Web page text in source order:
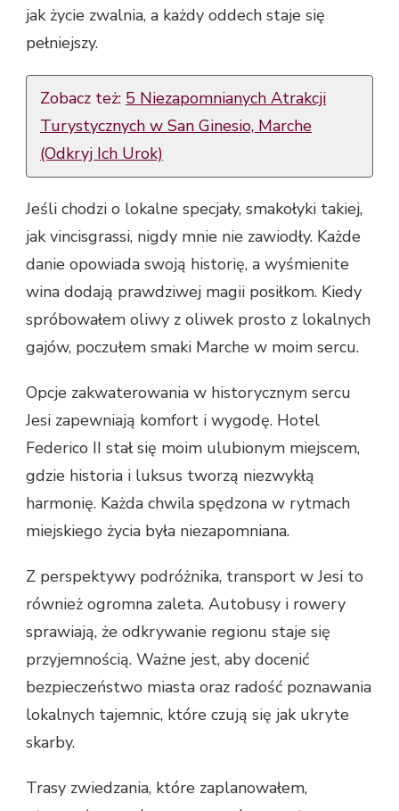
jak życie zwalnia, a każdy oddech staje się
pełniejszy.
Zobacz też: 5 Niezapomnianych Atrakcji
Turystycznych w San Ginesio, Marche
(Odkryj Ich Urok)
Jeśli chodzi o lokalne specjały, smakołyki takiej,
jak vincisgrassi, nigdy mnie nie zawiodły. Każde
danie opowiada swoją historię, a wyśmienite
wina dodają prawdziwej magii posiłkom. Kiedy
spróbowałem oliwy z oliwek prosto z lokalnych
gajów, poczułem smaki Marche w moim sercu.
Opcje zakwaterowania w historycznym sercu
Jesi zapewniają komfort i wygodę. Hotel
Federico II stał się moim ulubionym miejscem,
gdzie historia i luksus tworzą niezwykłą
harmonię. Każda chwila spędzona w rytmach
miejskiego życia była niezapomniana.
Z perspektywy podróżnika, transport w Jesi to
również ogromna zaleta. Autobusy i rowery
sprawiają, że odkrywanie regionu staje się
przyjemnością. Ważne jest, aby docenić
bezpieczeństwo miasta oraz radość poznawania
lokalnych tajemnic, które czują się jak ukryte
skarby.
Trasy zwiedzania, które zaplanowałem,